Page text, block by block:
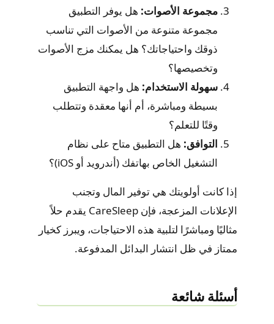
مجموعة الأصوات: هل يوفر التطبيق
مجموعة متنوعة من الأصوات التي تناسب
ذوقك واحتياجاتك؟ هل يمكنك مزج الأصوات
وتخصيصها؟
سهولة الاستخدام: هل واجهة التطبيق
بسيطة ومباشرة، أم أنها معقدة وتتطلب
وقتًا للتعلم؟
التوافق: هل التطبيق متاح على نظام
التشغيل الخاص بهاتفك (أندرويد أو iOS)؟
إذا كانت أولويتك هي توفير المال وتجنب
الإعلانات المزعجة، فإن CareSleep يقدم حلاً
مثاليًا ومباشرًا لتلبية هذه الاحتياجات، ويبرز كخيار
ممتاز في ظل انتشار البدائل المدفوعة.
أسئلة شائعة